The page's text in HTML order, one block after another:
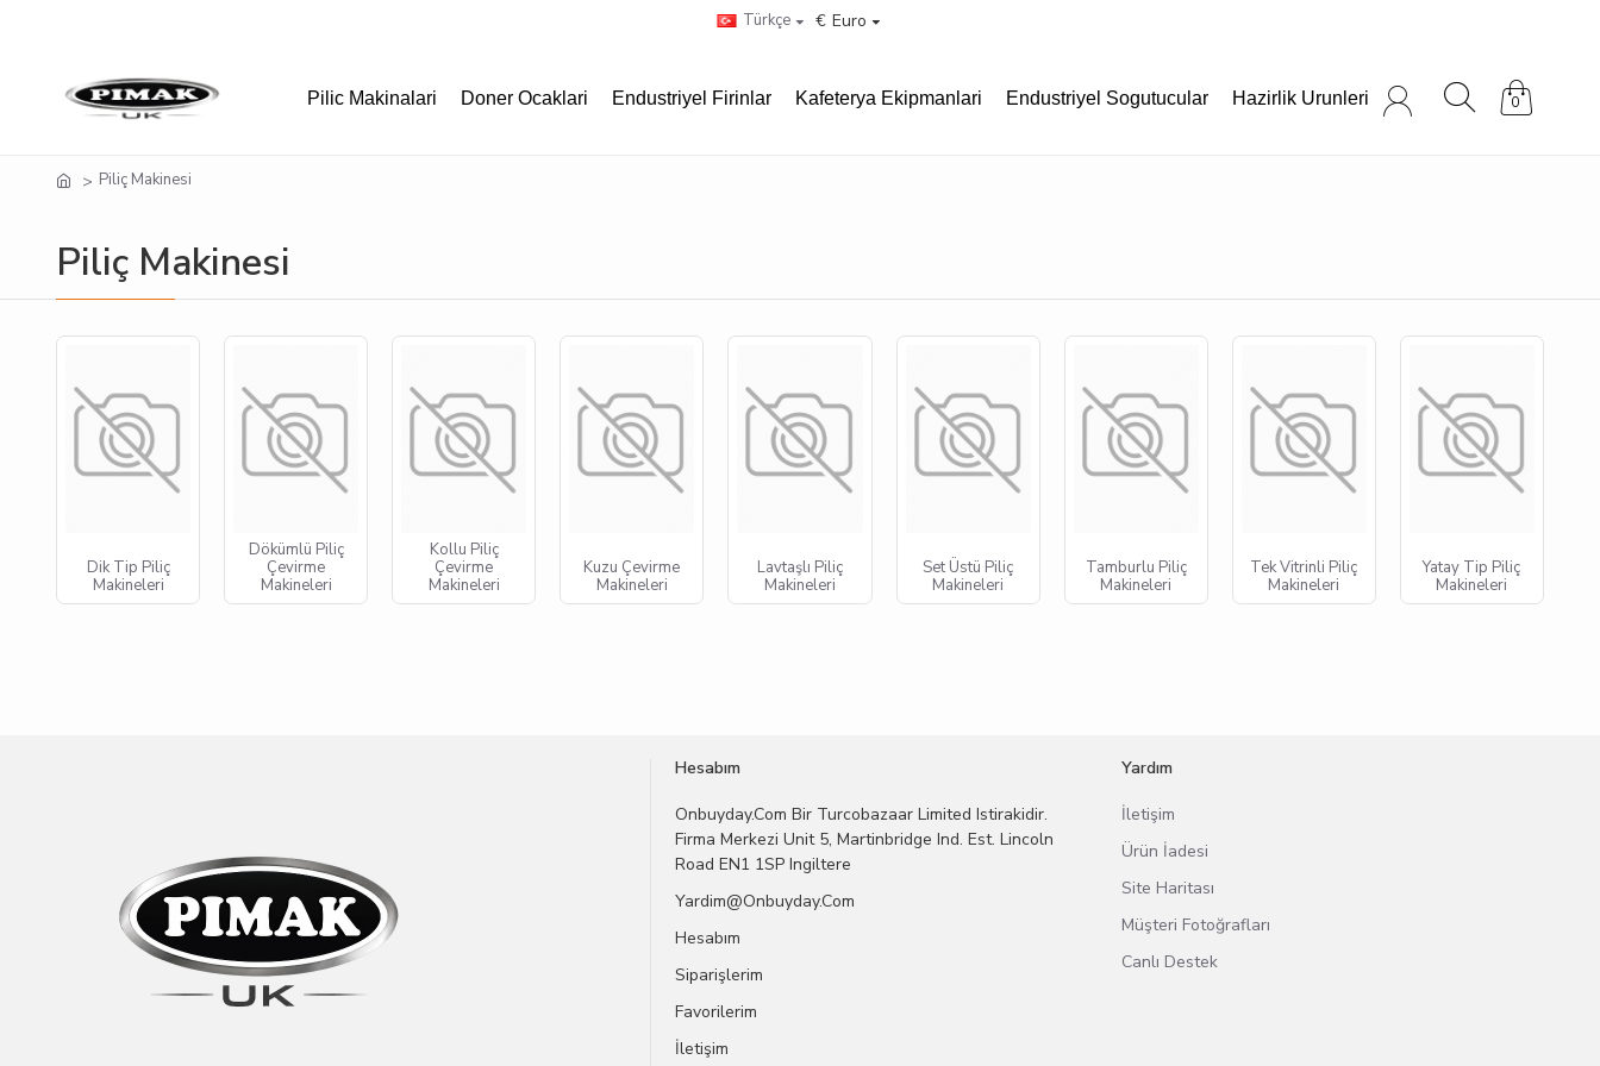
Türkçe € Euro
Pilic Makinalari Doner Ocaklari Endustriyel Firinlar Kafeterya Ekipmanlari Endustriyel Sogutucular Hazirlik Urunleri 0
Piliç Makinesi
Piliç Makinesi
Dik Tip Piliç
Makineleri
Dökümlü Piliç
Çevirme
Makineleri
Kollu Piliç
Çevirme
Makineleri
Kuzu Çevirme
Makineleri
Lavtaşlı Piliç
Makineleri
Set Üstü Piliç
Makineleri
Tamburlu Piliç
Makineleri
Tek Vitrinli Piliç
Makineleri
Yatay Tip Piliç
Makineleri
Hesabım
Onbuyday.com Bir Turcobazaar Limited Istirakidir.
Firma Merkezi Unit 5, Martinbridge Ind. Est. Lincoln
Road EN1 1SP Ingiltere
Yardim@onbuyday.com
Hesabım
Siparişlerim
Favorilerim
İletişim
Yardım
İletişim
Ürün İadesi
Site Haritası
Müşteri Fotoğrafları
Canlı Destek